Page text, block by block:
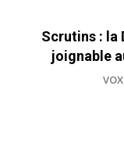
Scrutins : la
joignable